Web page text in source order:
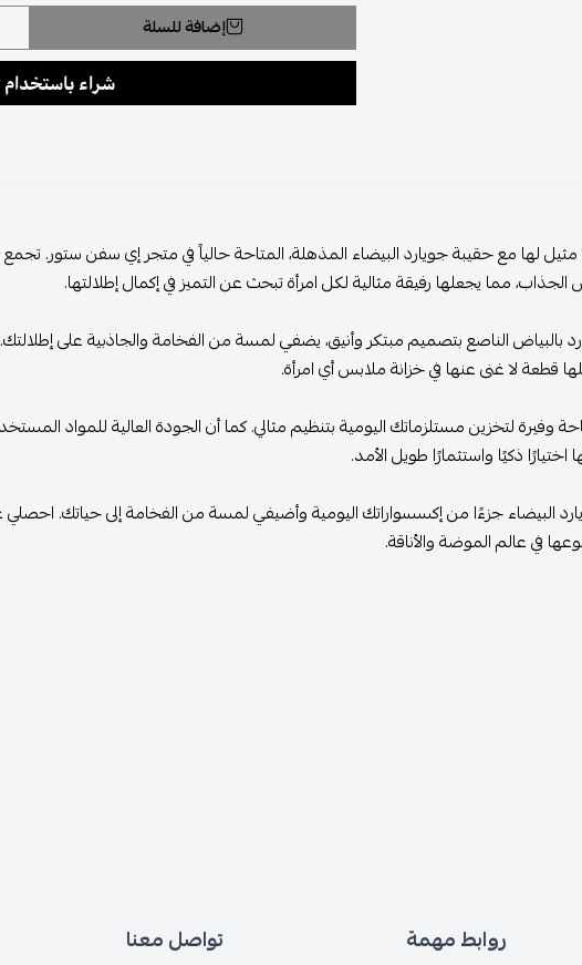
إضافة للسلة
مثيل لها مع حقيبة جويارد البيضاء المذهلة، المتاحة حالياً في متجر إي سفن ستور. تجمع
الجذاب، مما يجعلها رفيقة مثالية لكل امرأة تبحث عن التميز في إكمال إطلالتها.
بالبياض الناصع بتصميم مبتكر وأنيق، يضفي لمسة من الفخامة والجاذبية على
قطعة لا غنى عنها في خزانة ملابس أي امرأة.
وفيرة لتخزين مستلزماتك اليومية بتنظيم مثالي. كما أن الجودة العالية للمواد
ذكيًا واستثمارًا طويل الأمد.
البيضاء جزءًا من إكسسواراتك اليومية وأضيفي لمسة من الفخامة إلى حياتك.
في عالم الموضة والأناقة.
روابط مهمة تواصل معنا